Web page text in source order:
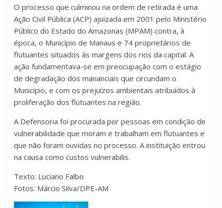
O processo que culminou na ordem de retirada é uma
Ação Civil Pública (ACP) ajuizada em 2001 pelo Ministério
Público do Estado do Amazonas (MPAM) contra, à
época, o Município de Manaus e 74 proprietários de
flutuantes situados às margens dos rios da capital. A
ação fundamentava-se em preocupação com o estágio
de degradação dos mananciais que circundam o
Município, e com os prejuízos ambientais atribuídos à
proliferação dos flutuantes na região.
A Defensoria foi procurada por pessoas em condição de
vulnerabilidade que moram e trabalham em flutuantes e
que não foram ouvidas no processo. A instituição entrou
na causa como custos vulnerabilis.
Texto: Luciano Falbo
Fotos: Márcio Silva/DPE-AM